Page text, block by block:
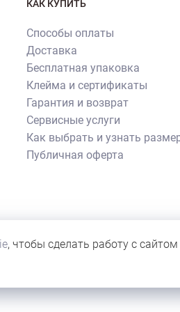
КАК КУПИТЬ
Способы оплаты
Доставка
Бесплатная упаковка
Клейма и сертификаты
Гарантия и возврат
Сервисные услуги
Как выбрать и узнать
Публичная оферта
требуется письменное согласие
с учебной целью для персонала
, чтобы сделать работу с